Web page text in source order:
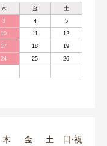
木 金 土
3 4 5
10 11 12
17 18 19
24 25 26
木 金 土 日・祝